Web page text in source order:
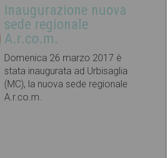
Inaugurazione nuova
sede regionale
A.r.co.m.
Domenica 26 marzo 2017 è
stata inaugurata ad Urbisaglia
(MC), la nuova sede regionale
A.r.co.m.